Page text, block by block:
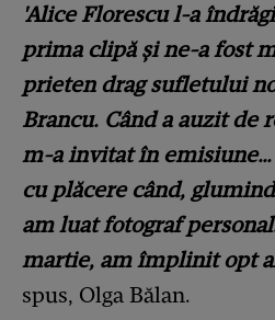
'Alice Florescu l-a
prima clipă și ne-a fost
prieten drag sufletului
Brancu. Când a auzit de
m-a invitat în
cu plăcere când,
am luat fotograf
martie, am împlinit opt
spus, Olga Bălan.